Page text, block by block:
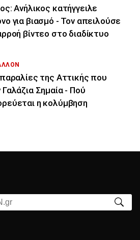
Ανήλικος κατήγγειλε
για βιασμό - Τον απειλούσε
βίντεο στο διαδίκτυο
της Αττικής που
Γαλάζια Σημαία - Πού
η κολύμβηση